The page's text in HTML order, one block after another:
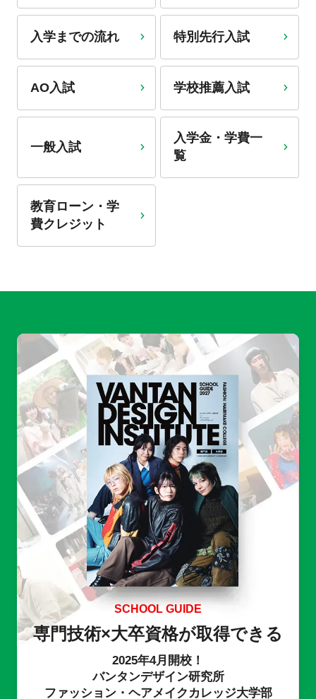
入学までの流れ 特別先行入試
AO入試 学校推薦入試
一般入試
入学金・学費一
覧
教育ローン・学
費クレジット
SCHOOL GUIDE
専門技術×大卒資格が取得できる
2025年4月開校！
バンタンデザイン研究所
ファッション・ヘアメイクカレッジ大学部